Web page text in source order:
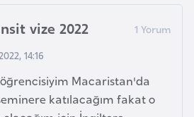
vize 2022
14:16
Macaristan'da
katılacağım fakat o